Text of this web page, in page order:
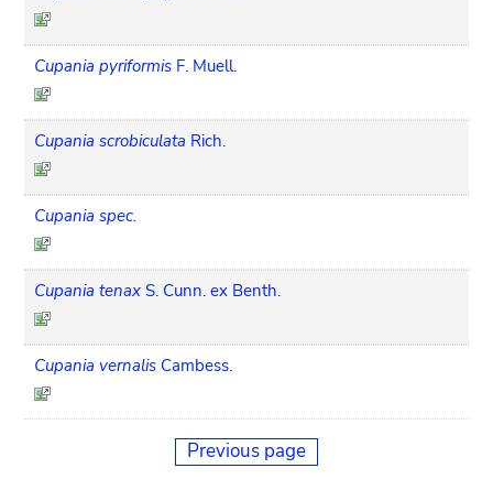
Cupania pyriformis F. Muell.
Cupania scrobiculata Rich.
Cupania spec.
Cupania tenax S. Cunn. ex Benth.
Cupania vernalis Cambess.
Previous page